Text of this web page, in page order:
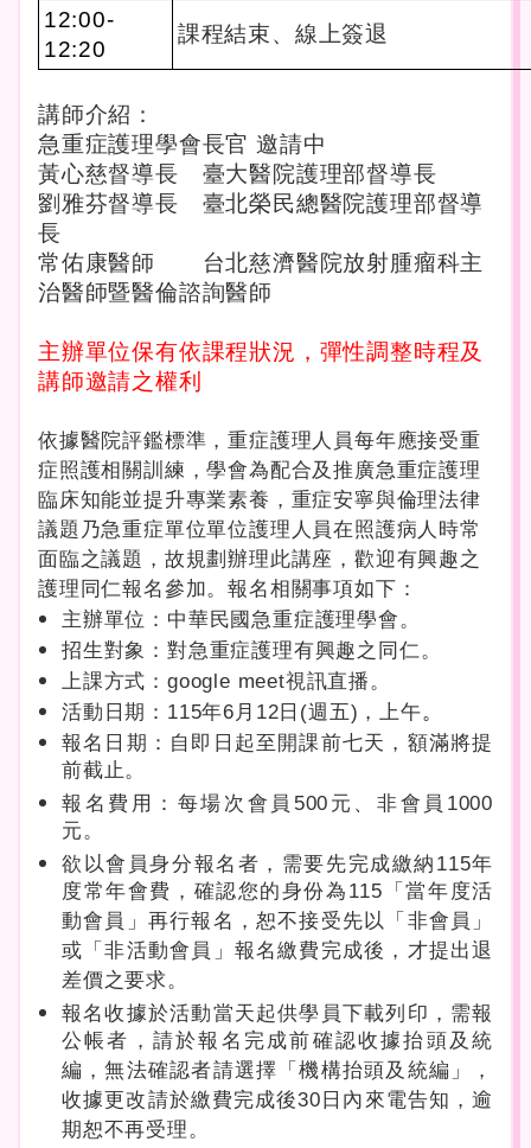
12:00-
12:20
課程結束、線上簽退
講師介紹：
急重症護理學會長官 邀請中
黃心慈督導長 臺大醫院護理部督導長
劉雅芬督導長 臺北榮民總醫院護理部督導
長
常佑康醫師 台北慈濟醫院放射腫瘤科主
治醫師暨醫倫諮詢醫師
主辦單位保有依課程狀況，彈性調整時程及
講師邀請之權利
依據醫院評鑑標準，重症護理人員每年應接受重
症照護相關訓練，學會為配合及推廣急重症護理
臨床知能並提升專業素養，重症安寧與倫理法律
議題乃急重症單位單位護理人員在照護病人時常
面臨之議題，故規劃辦理此講座，歡迎有興趣之
護理同仁報名參加。報名相關事項如下：
主辦單位：中華民國急重症護理學會。
招生對象：對急重症護理有興趣之同仁。
上課方式：google meet視訊直播。
活動日期：115年6月12日(週五)，上午。
報名日期：自即日起至開課前七天，額滿將提
前截止。
報名費用：每場次會員500元、非會員1000
元。
欲以會員身分報名者，需要先完成繳納115年
度常年會費，確認您的身份為115「當年度活
動會員」再行報名，恕不接受先以「非會員」
或「非活動會員」報名繳費完成後，才提出退
差價之要求。
報名收據於活動當天起供學員下載列印，需報
公帳者，請於報名完成前確認收據抬頭及統
編，無法確認者請選擇「機構抬頭及統編」，
收據更改請於繳費完成後30日內來電告知，逾
期恕不再受理。